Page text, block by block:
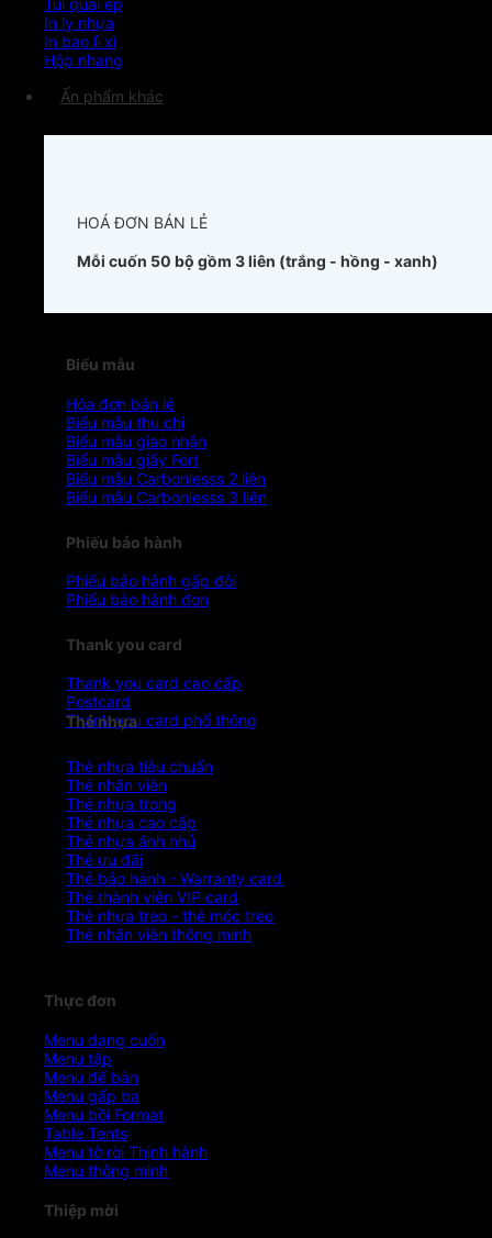
In ly nhựa
In bao lì xì
Hộp nhang
Ấn phẩm khác
HOÁ ĐƠN BÁN LẺ
Mỗi cuốn 50 bộ gồm 3 liên (trắng - hồng - xanh)
Biểu mẫu
Hóa đơn bán lẻ
Biểu mẫu thu chi
Biểu mẫu giao nhận
Biểu mẫu giấy Fort
Biểu mẫu Carbonlesss 2 liên
Biểu mẫu Carbonlesss 3 liên
Phiếu bảo hành
Phiếu bảo hành gấp đôi
Phiếu bảo hành đơn
Thank you card
Thank you card cao cấp
Postcard
Thank you card phổ thông
Thẻ nhựa
Thẻ nhựa tiêu chuẩn
Thẻ nhân viên
Thẻ nhựa trong
Thẻ nhựa cao cấp
Thẻ nhựa ánh nhủ
Thẻ ưu đãi
Thẻ bảo hành - Warranty card
Thẻ thành viên VIP card
Thẻ nhựa treo - thẻ móc treo
Thẻ nhân viên thông minh
Thực đơn
Menu dạng cuốn
Menu tập
Menu để bàn
Menu gấp ba
Menu bồi Format
Table Tents
Menu tờ rời
Menu thông minh
Thiệp mời